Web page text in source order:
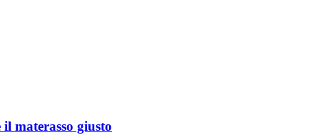
materasso giusto